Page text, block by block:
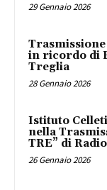
29 Gennaio 2026
Trasmissione
in ricordo di
Treglia
28 Gennaio 2026
Istituto
nella
TRE” di
26 Gennaio 2026